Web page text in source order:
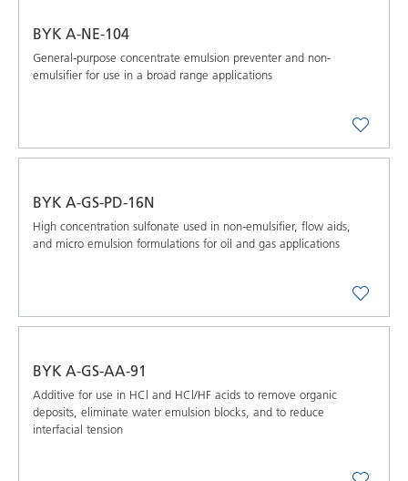
BYK A-NE-104
General-purpose concentrate emulsion preventer and non-
emulsifier for use in a broad range applications
BYK A-GS-PD-16N
High concentration sulfonate used in non-emulsifier, flow aids,
and micro emulsion formulations for oil and gas applications
BYK A-GS-AA-91
Additive for use in HCl and HCl/HF acids to remove organic
deposits, eliminate water emulsion blocks, and to reduce
interfacial tension